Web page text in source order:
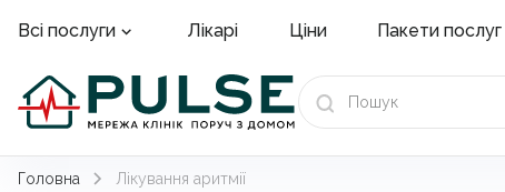
Всі послуги Лікарі Ціни Пакети послуг
Головна Лікування аритмії